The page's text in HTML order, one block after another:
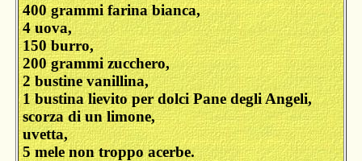
400 grammi farina bianca,
4 uova,
150 burro,
200 grammi zucchero,
2 bustine vanillina,
1 bustina lievito per dolci Pane degli Angeli,
scorza di un limone,
uvetta,
5 mele non troppo acerbe.